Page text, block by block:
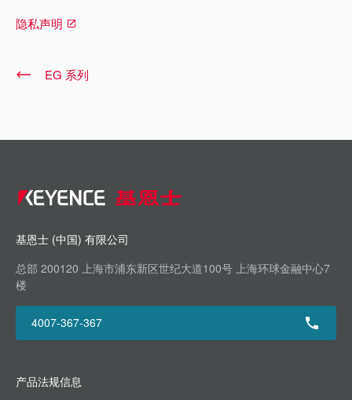
隐私声明
EG 系列
基恩士 (中国) 有限公司
总部 200120 上海市浦东新区世纪大道100号 上海环球金融中心7
楼
4007-367-367
产品法规信息